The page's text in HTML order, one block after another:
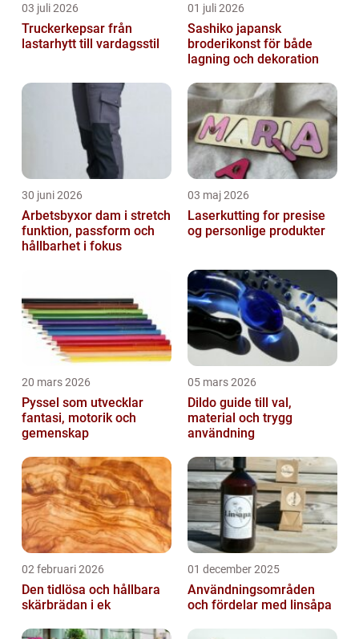
03 juli 2026
Truckerkepsar från
lastarhytt till vardagsstil
01 juli 2026
Sashiko japansk
broderikonst för både
lagning och dekoration
30 juni 2026
Arbetsbyxor dam i stretch
funktion, passform och
hållbarhet i fokus
03 maj 2026
Laserkutting for presise
og personlige produkter
20 mars 2026
Pyssel som utvecklar
fantasi, motorik och
gemenskap
05 mars 2026
Dildo guide till val,
material och trygg
användning
02 februari 2026
Den tidlösa och hållbara
skärbrädan i ek
01 december 2025
Användningsområden
och fördelar med linsåpa